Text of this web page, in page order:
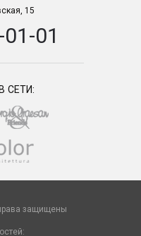
15
01
СЕТИ:
защищены